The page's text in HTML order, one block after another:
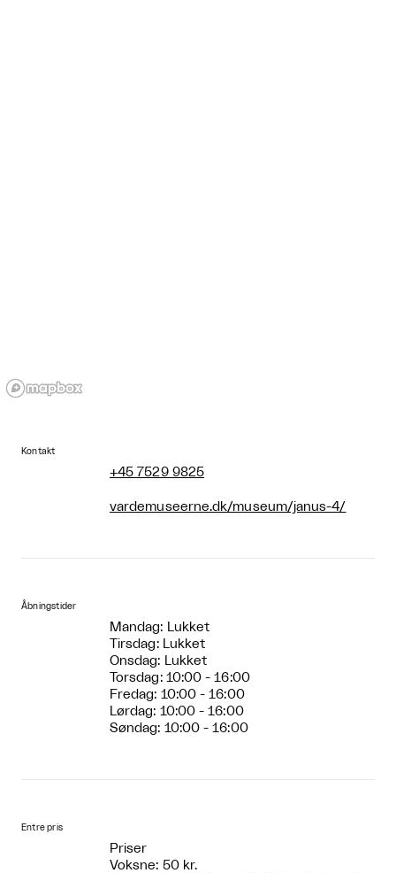
Kontakt
+45 7529 9825
vardemuseerne.dk/museum/janus-4/
Åbningstider
Mandag: Lukket
Tirsdag: Lukket
Onsdag: Lukket
Torsdag: 10:00 - 16:00
Fredag: 10:00 - 16:00
Lørdag: 10:00 - 16:00
Søndag: 10:00 - 16:00
Entre pris
Priser
Voksne: 50 kr.